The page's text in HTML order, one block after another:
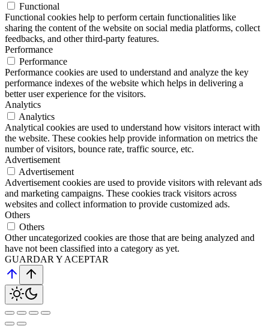
Functional
Functional cookies help to perform certain functionalities like
sharing the content of the website on social media platforms, collect
feedbacks, and other third-party features.
Performance
Performance
Performance cookies are used to understand and analyze the key
performance indexes of the website which helps in delivering a
better user experience for the visitors.
Analytics
Analytics
Analytical cookies are used to understand how visitors interact with
the website. These cookies help provide information on metrics the
number of visitors, bounce rate, traffic source, etc.
Advertisement
Advertisement
Advertisement cookies are used to provide visitors with relevant ads
and marketing campaigns. These cookies track visitors across
websites and collect information to provide customized ads.
Others
Others
Other uncategorized cookies are those that are being analyzed and
have not been classified into a category as yet.
GUARDAR Y ACEPTAR